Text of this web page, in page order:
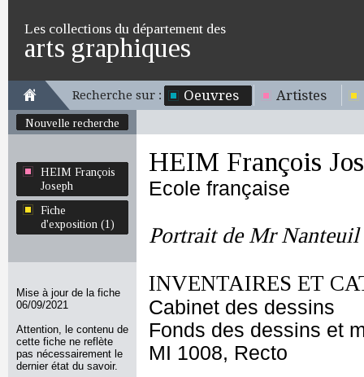
Les collections du département des
arts graphiques
Recherche sur : Oeuvres Artistes
Nouvelle recherche
HEIM François
Joseph
Fiche
d'exposition (1)
Mise à jour de la fiche
06/09/2021
Attention, le contenu de
cette fiche ne reflète
pas nécessairement le
dernier état du savoir.
HEIM François
Ecole française
Portrait de Mr Nanteuil
INVENTAIRES ET
Cabinet des dessins
Fonds des dessins et
MI 1008, Recto